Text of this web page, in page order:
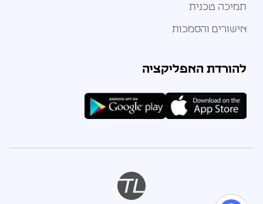
תמיכה טכנית
אישורים והסמכות
להורדת האפליקציה